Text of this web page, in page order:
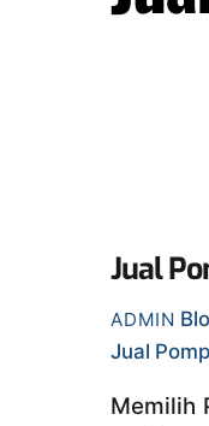
Jual
ADMIN
Jual
Memilih